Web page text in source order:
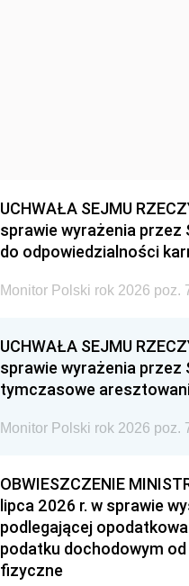
UCHWAŁA SEJMU
sprawie wyrażenia przez
do odpowiedzialności
Monitor Polski rok 2026 poz.
UCHWAŁA SEJMU
sprawie wyrażenia
tymczasowe
Monitor Polski rok 2026 poz.
OBWIESZCZENIE
lipca 2026 r. w sprawie
podlegającej
podatku dochodowym
fizyczne